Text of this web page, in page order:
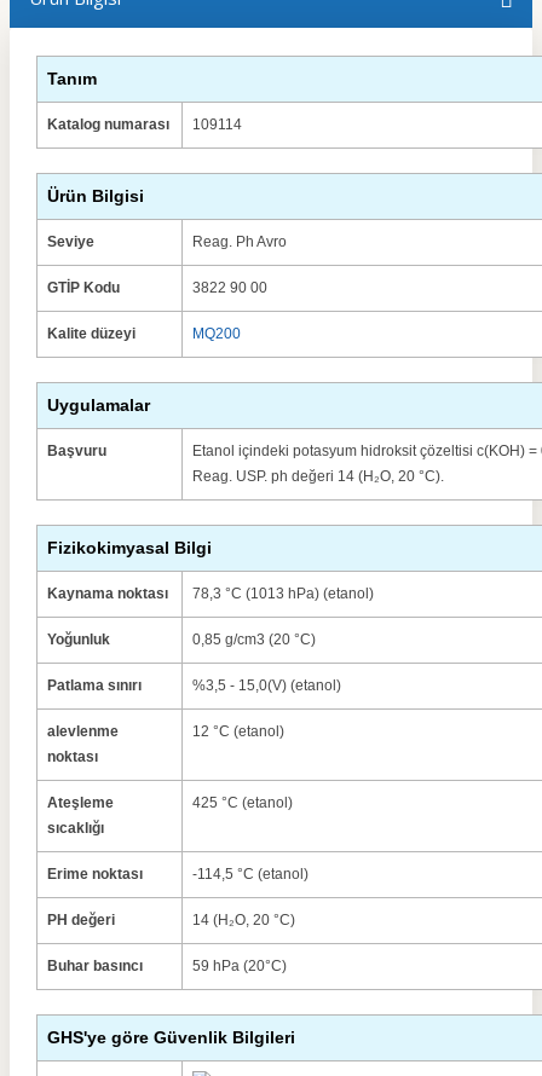
Tanım
Katalog numarası 109114
Ürün Bilgisi
Seviye Reag. Ph Avro
GTİP Kodu 3822 90 00
Kalite düzeyi MQ200
Uygulamalar
Başvuru
Etanol içindeki potasyum hidroksit çözeltisi c(KOH)
Reag. USP. ph değeri 14 (H₂O, 20 °C).
Fizikokimyasal Bilgi
Kaynama noktası 78,3 °C (1013 hPa) (etanol)
Yoğunluk 0,85 g/cm3 (20 °C)
Patlama sınırı %3,5 - 15,0(V) (etanol)
alevlenme
noktası
12 °C (etanol)
Ateşleme
sıcaklığı
425 °C (etanol)
Erime noktası -114,5 °C (etanol)
PH değeri 14 (H₂O, 20 °C)
Buhar basıncı 59 hPa (20°C)
GHS'ye göre Güvenlik Bilgileri